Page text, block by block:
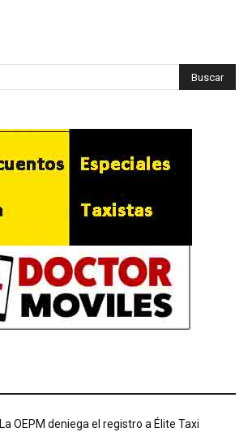
La OEPM deniega el registro a Élite Taxi